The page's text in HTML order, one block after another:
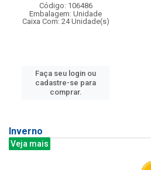
Código: 106486
Embalagem: Unidade
Caixa Com: 24 Unidade(s)
Faça seu login ou
cadastre-se para
comprar.
Inverno
Veja mais